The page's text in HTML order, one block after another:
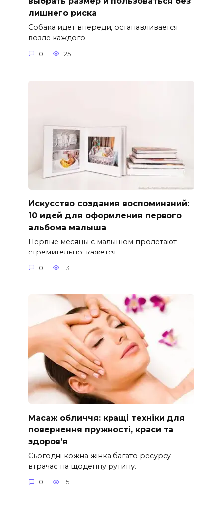
лишнего риска
Собака идет впереди, останавливается
возле каждого
0 25
Искусство создания воспоминаний:
10 идей для оформления первого
альбома малыша
Первые месяцы с малышом пролетают
стремительно: кажется
0 13
Масаж обличчя: кращі техніки для
повернення пружності, краси та
здоров’я
Сьогодні кожна жінка багато ресурсу
втрачає на щоденну рутину.
0 15